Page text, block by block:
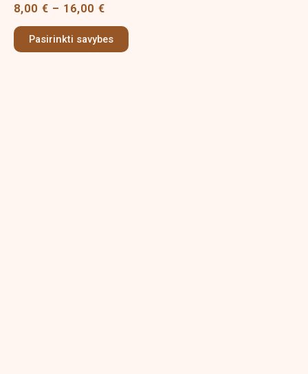
8,00 € – 16,00 €
Pasirinkti savybes